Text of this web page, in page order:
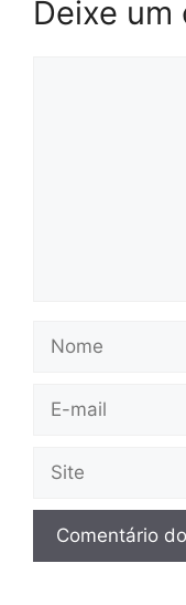
Deixe
Nome
E-
Site